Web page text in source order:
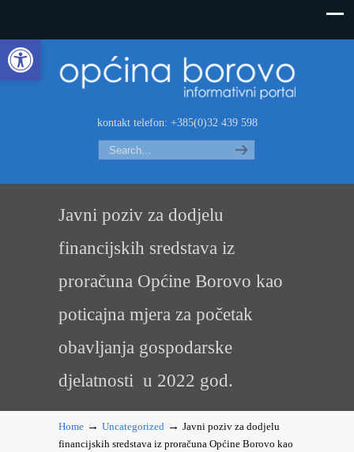
Open toolbar
kontakt telefon: +385(0)32 439 598
Javni poziv za dodjelu
financijskih sredstava iz
proračuna Općine Borovo kao
poticajna mjera za početak
obavljanja gospodarske
djelatnosti u 2022 god.
Home → Uncategorized → Javni poziv za dodjelu
financijskih sredstava iz proračuna Općine Borovo kao